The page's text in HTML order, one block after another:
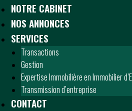
n
NOTRE CABINET
NOS ANNONCES
SERVICES
Transactions
Gestion
Expertise Immobilière en Immobilier
Transmission d’entreprise
CONTACT